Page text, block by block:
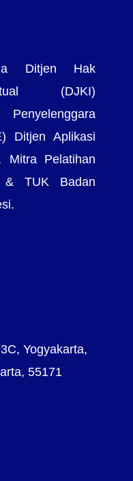
Ditjen Hak
(DJKI)
Ditjen Aplikasi
Mitra Pelatihan
& TUK Badan
Yogyakarta,
55171